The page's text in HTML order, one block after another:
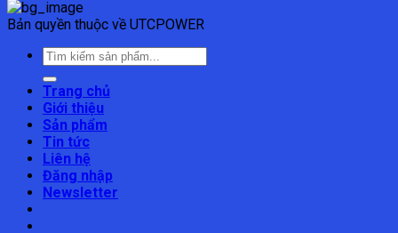
Bản quyền thuộc về UTCPOWER
Tìm
kiếm:
Trang chủ
Giới thiệu
Sản phẩm
Tin tức
Liên hệ
Đăng nhập
Newsletter